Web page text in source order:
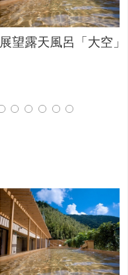
展望露天風呂「大空」